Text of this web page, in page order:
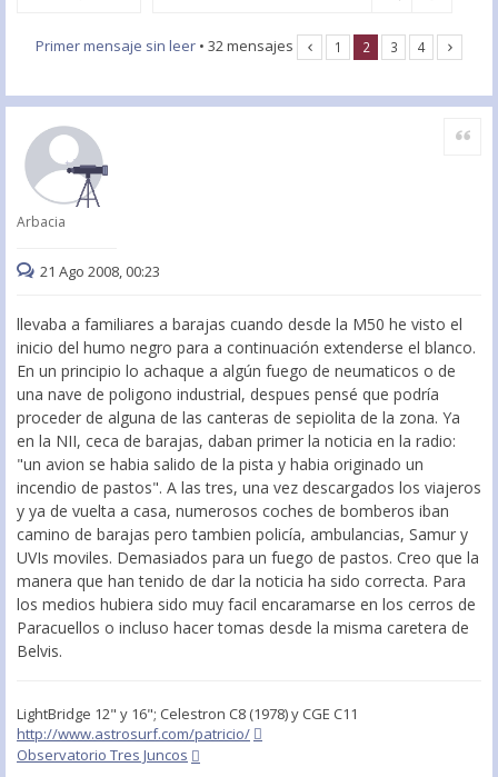
Primer mensaje sin leer • 32 mensajes 1 2 3 4
Arbacia
Citar
21 Ago 2008, 00:23
llevaba a familiares a barajas cuando desde la M50 he visto el
inicio del humo negro para a continuación extenderse el blanco.
En un principio lo achaque a algún fuego de neumaticos o de
una nave de poligono industrial, despues pensé que podría
proceder de alguna de las canteras de sepiolita de la zona. Ya
en la NII, ceca de barajas, daban primer la noticia en la radio:
"un avion se habia salido de la pista y habia originado un
incendio de pastos". A las tres, una vez descargados los viajeros
y ya de vuelta a casa, numerosos coches de bomberos iban
camino de barajas pero tambien policía, ambulancias, Samur y
UVIs moviles. Demasiados para un fuego de pastos. Creo que la
manera que han tenido de dar la noticia ha sido correcta. Para
los medios hubiera sido muy facil encaramarse en los cerros de
Paracuellos o incluso hacer tomas desde la misma caretera de
Belvis.
LightBridge 12" y 16"; Celestron C8 (1978) y CGE C11
http://www.astrosurf.com/patricio/
Observatorio Tres Juncos